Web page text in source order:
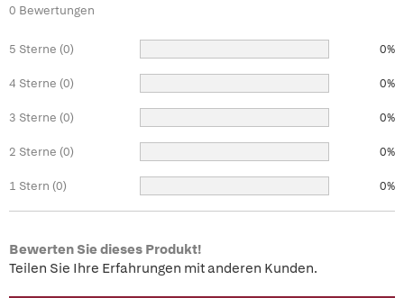
0 Bewertungen
5 Sterne (0) 0%
4 Sterne (0) 0%
3 Sterne (0) 0%
2 Sterne (0) 0%
1 Stern (0) 0%
Bewerten Sie dieses Produkt!
Teilen Sie Ihre Erfahrungen mit anderen Kunden.